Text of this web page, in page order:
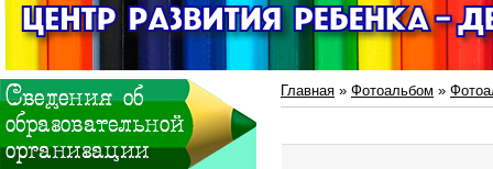
Главная » Фотоальбом »